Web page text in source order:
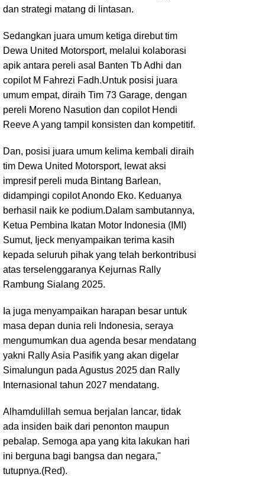
dan strategi matang di lintasan.
Sedangkan juara umum ketiga direbut tim
Dewa United Motorsport, melalui kolaborasi
apik antara pereli asal Banten Tb Adhi dan
copilot M Fahrezi Fadh.Untuk posisi juara
umum empat, diraih Tim 73 Garage, dengan
pereli Moreno Nasution dan copilot Hendi
Reeve A yang tampil konsisten dan kompetitif.
Dan, posisi juara umum kelima kembali diraih
tim Dewa United Motorsport, lewat aksi
impresif pereli muda Bintang Barlean,
didampingi copilot Anondo Eko. Keduanya
berhasil naik ke podium.Dalam sambutannya,
Ketua Pembina Ikatan Motor Indonesia (IMI)
Sumut, Ijeck menyampaikan terima kasih
kepada seluruh pihak yang telah berkontribusi
atas terselenggaranya Kejurnas Rally
Rambung Sialang 2025.
Ia juga menyampaikan harapan besar untuk
masa depan dunia reli Indonesia, seraya
mengumumkan dua agenda besar mendatang
yakni Rally Asia Pasifik yang akan digelar
Simalungun pada Agustus 2025 dan Rally
Internasional tahun 2027 mendatang.
Alhamdulillah semua berjalan lancar, tidak
ada insiden baik dari penonton maupun
pebalap. Semoga apa yang kita lakukan hari
ini berguna bagi bangsa dan negara,"
tutupnya.(Red).